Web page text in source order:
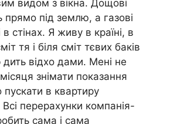
видом з вікна. Дощові
прямо під землю, а газові
стінах. Я живу в країні, в
тя і біля сміт тєвих баків
дить відхо дами. Мені не
знімати показання
пускати в квартиру
перерахунки компанія-
сама і сама